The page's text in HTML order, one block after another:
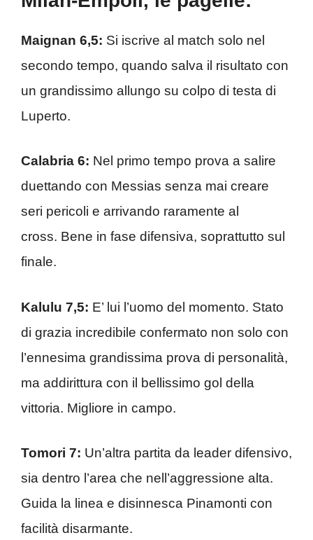
Maignan 6,5: Si iscrive al match solo nel
secondo tempo, quando salva il risultato con
un grandissimo allungo su colpo di testa di
Luperto.
Calabria 6: Nel primo tempo prova a salire
duettando con Messias senza mai creare
seri pericoli e arrivando raramente al
cross. Bene in fase difensiva, soprattutto sul
finale.
Kalulu 7,5: E’ lui l’uomo del momento. Stato
di grazia incredibile confermato non solo con
l’ennesima grandissima prova di personalità,
ma addirittura con il bellissimo gol della
vittoria. Migliore in campo.
Tomori 7: Un’altra partita da leader difensivo,
sia dentro l’area che nell’aggressione alta.
Guida la linea e disinnesca Pinamonti con
facilità disarmante.